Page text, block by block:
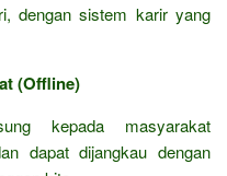
dengan sistem karir yang
(Offline)
kepada masyarakat
dapat dijangkau dengan